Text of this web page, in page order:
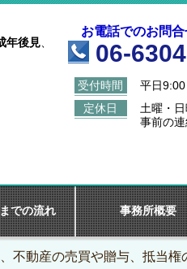
年後見、
お電話でのお問
06-
受付時間
平日
定休日
土曜・
事前の
での流れ 事務所概要
不動産の売買や贈与、抵当権